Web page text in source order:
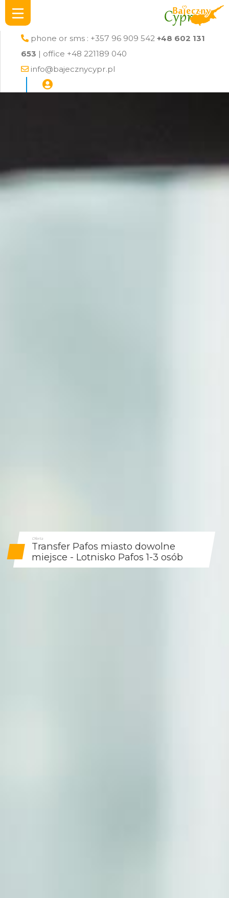
phone or sms : +357 96 909 542 +48 602 131
653 | office +48 221189 040
info@bajecznycypr.pl
Oferta
Transfer Pafos miasto dowolne
miejsce - Lotnisko Pafos 1-3 osób